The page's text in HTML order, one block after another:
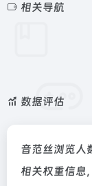
相关导航
数据评估
音范丝浏览人
相关权重信息